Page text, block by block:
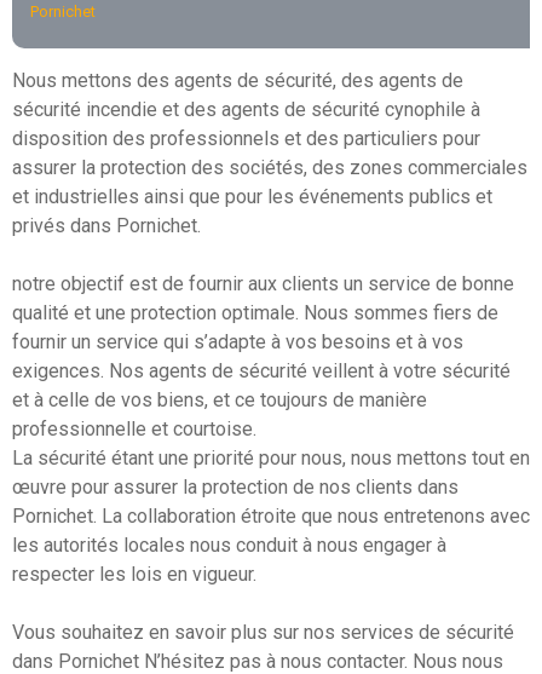
Pornichet
Nous mettons des agents de sécurité, des agents de
sécurité incendie et des agents de sécurité cynophile à
disposition des professionnels et des particuliers pour
assurer la protection des sociétés, des zones commerciales
et industrielles ainsi que pour les événements publics et
privés dans Pornichet.
notre objectif est de fournir aux clients un service de bonne
qualité et une protection optimale. Nous sommes fiers de
fournir un service qui s’adapte à vos besoins et à vos
exigences. Nos agents de sécurité veillent à votre sécurité
et à celle de vos biens, et ce toujours de manière
professionnelle et courtoise.
La sécurité étant une priorité pour nous, nous mettons tout en
œuvre pour assurer la protection de nos clients dans
Pornichet. La collaboration étroite que nous entretenons avec
les autorités locales nous conduit à nous engager à
respecter les lois en vigueur.
Vous souhaitez en savoir plus sur nos services de sécurité
dans Pornichet N’hésitez pas à nous contacter. Nous nous